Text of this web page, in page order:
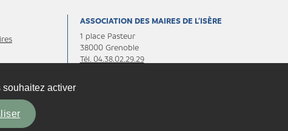
ASSOCIATION DES MAIRES DE L’ISÈRE
1 place Pasteur
38000 Grenoble
Tél. 04.38.02.29.29
activer